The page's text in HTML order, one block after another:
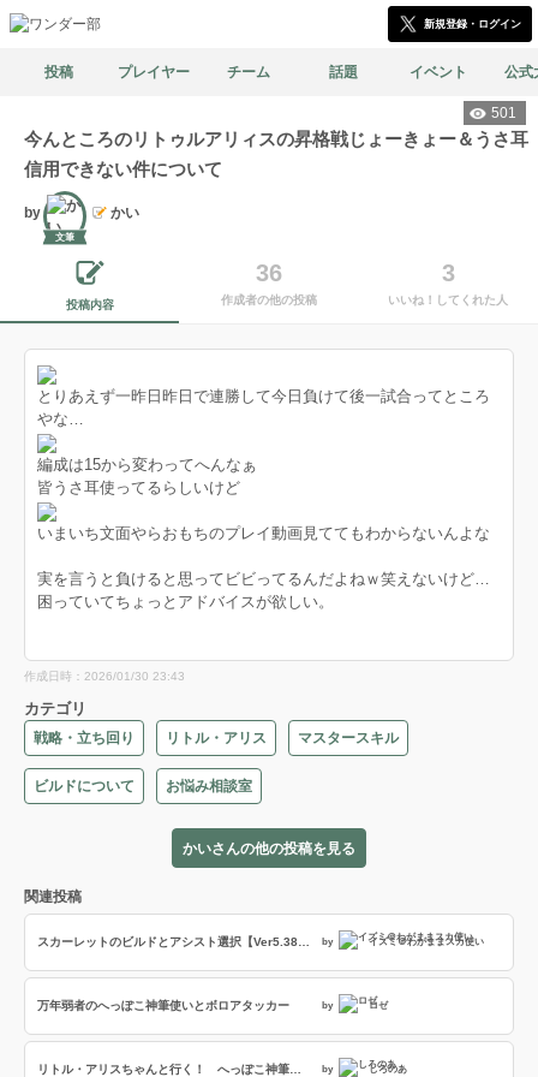
新規登録・ログイン
投稿 プレイヤー チーム 話題 イベント 公式
501
今んところのリトゥルアリィスの昇格戦じょーきょー＆うさ耳
信用できない件について
by
文筆
かい
投稿内容
36
作成者の他の投稿
3
いいね！してくれた人
とりあえず一昨日昨日で連勝して今日負けて後一試合ってところ
やな…
編成は15から変わってへんなぁ
皆うさ耳使ってるらしいけど
いまいち文面やらおもちのプレイ動画見ててもわからないんよな
実を言うと負けると思ってビビってるんだよねｗ笑えないけど…
困っていてちょっとアドバイスが欲しい。
作成日時：2026/01/30 23:43
カテゴリ
戦略・立ち回り リトル・アリス マスタースキル
ビルドについて お悩み相談室
かいさんの他の投稿を見る
関連投稿
by イズミ＠わがままスカ使い
万年弱者のへっぽこ神筆使いとボロアタッカー by ロゼ
by しろのあ